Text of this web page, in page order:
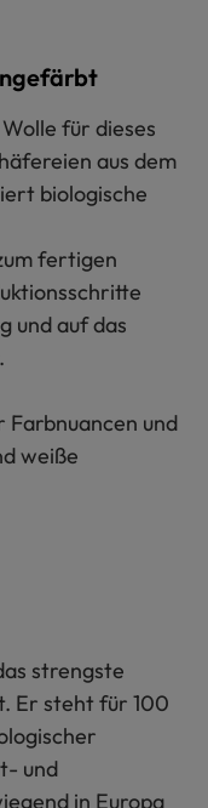
für dieses
aus dem
biologische
fertigen
und auf das
Farbnuancen und
weiße
strengste
Er steht für 100
und
in Europa